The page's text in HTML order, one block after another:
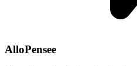
AlloPensee